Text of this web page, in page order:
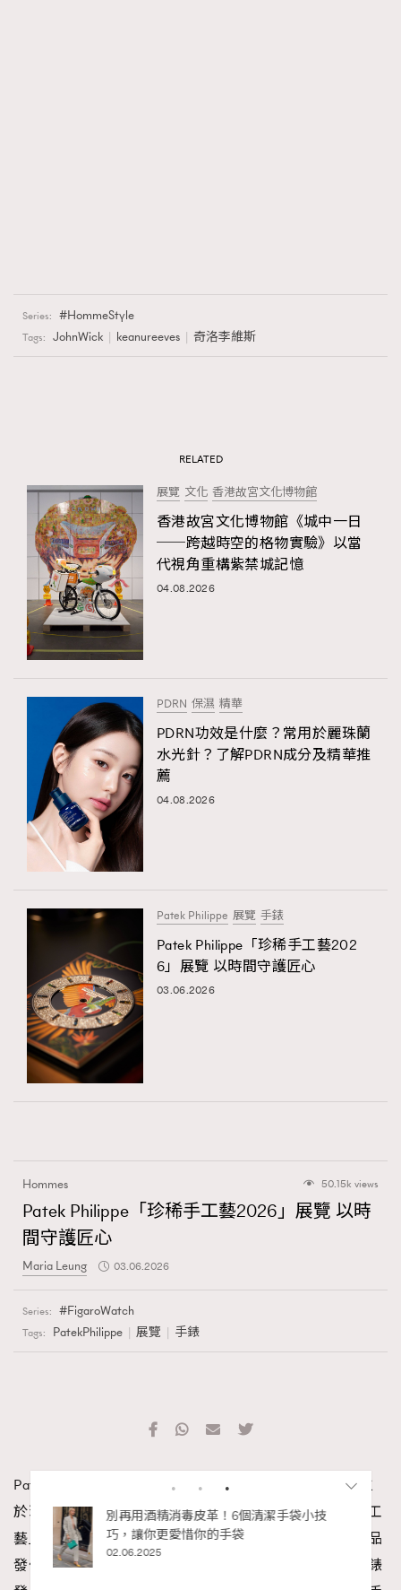
Series: HommeStyle
Tags: JohnWick keanureeves 奇洛李維斯
RELATED
展覽 文化 香港故宮文化博物館
香港故宮文化博物館《城中一日
──跨越時空的格物實驗》以當
代視角重構紫禁城記憶
04.08.2026
PDRN 保濕 精華
PDRN功效是什麼？常用於麗珠蘭
水光針？了解PDRN成分及精華推
薦
04.08.2026
Patek Philippe 展覽 手錶
Patek Philippe「珍稀手工藝202
6」展覽 以時間守護匠心
03.06.2026
Hommes 50.15k views
Patek Philippe「珍稀手工藝2026」展覽 以時
間守護匠心
Maria Leung 03.06.2026
Series: FigaroWatch
Tags: PatekPhilippe 展覽 手錶
Patek Philippe 百達翡麗於今年4月至5月期間，將品牌位
於瑞士日內瓦羅納大街的歷史大樓化身為一座「珍稀手工
藝」的藝術殿堂。這個一年一度的盛會，並非單純的新品
發佈，而是對日內瓦製錶傳統最崇高的致敬。在機械鐘錶